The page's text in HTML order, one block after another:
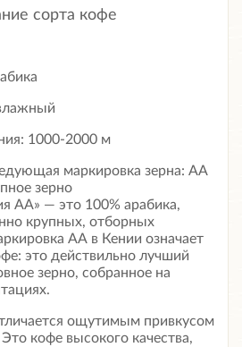
сорта кофе
1000-2000 м
маркировка зерна: АА
зерно
АА» — это 100% арабика,
крупных, отборных
АА в Кении означает
это действильно лучший
зерно, собранное на
ощутимым привкусом
кофе высокого качества,